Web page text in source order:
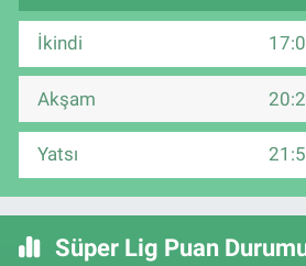
İkindi
Akşam
Yatsı
Süper Lig Puan